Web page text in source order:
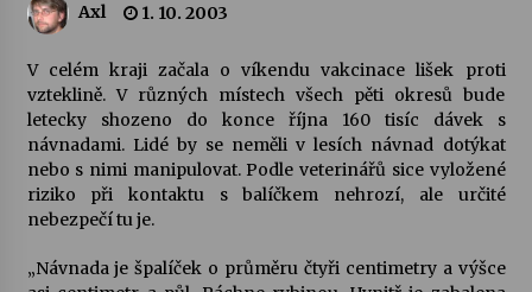
šedesátka: 28. 7.–1. 8. 2026
28. 7. 2026
Letní koncerty ve Stromovce: Kolchoz a
Jenakaši
28. 7. 2026
Votavžatský ploty
Axl 1. 10. 2003
V celém kraji začala o víkendu vakcinace lišek proti
vzteklině. V různých místech všech pěti okresů bude
letecky shozeno do konce října 160 tisíc dávek s
návnadami. Lidé by se neměli v lesích návnad dotýkat
nebo s nimi manipulovat. Podle veterinářů sice vyložené
riziko při kontaktu s balíčkem nehrozí, ale určité
nebezpečí tu je.
„Návnada je špalíček o průměru čtyři centimetry a výšce